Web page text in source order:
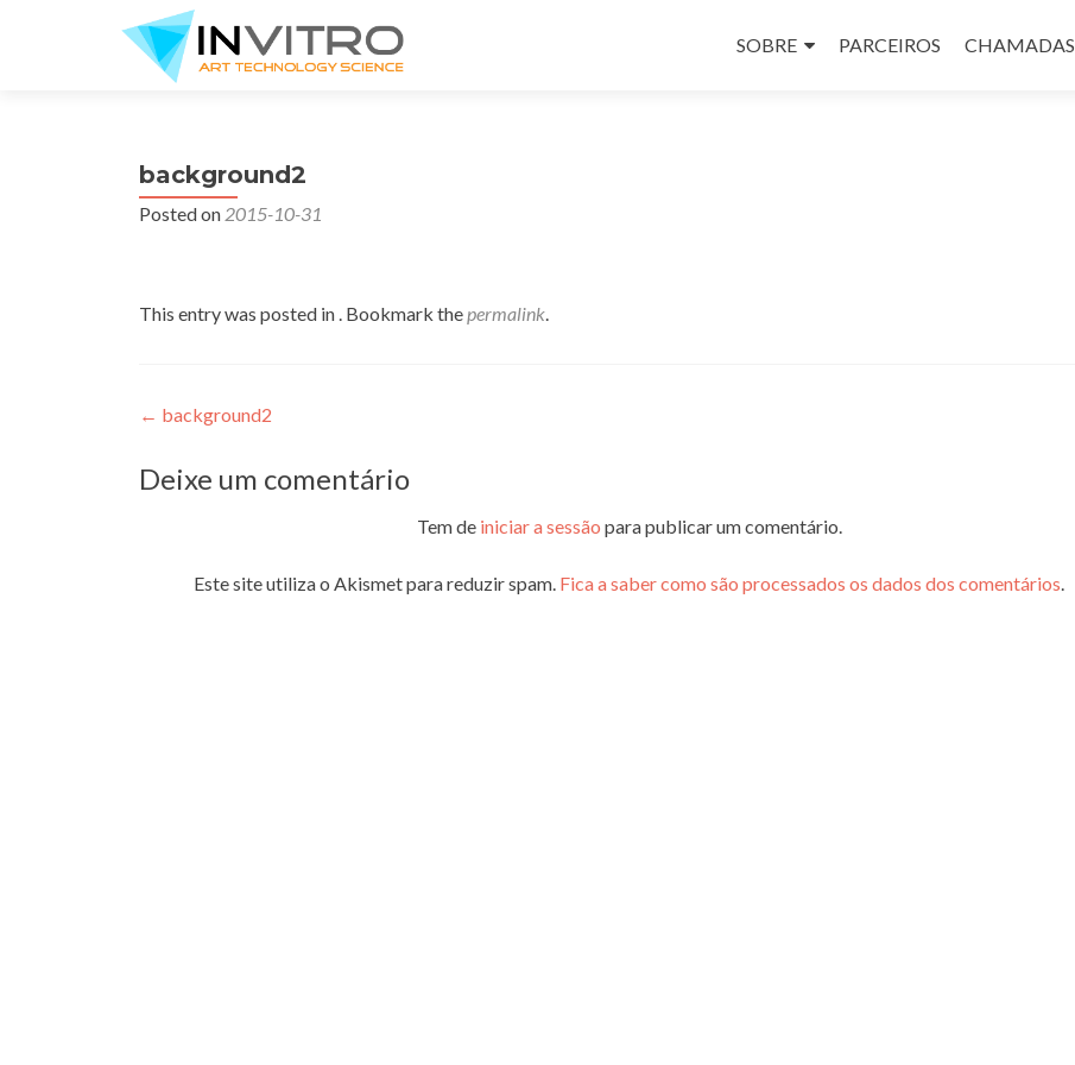
to
SOBRE PARCEIROS CHAMADAS
background2
Posted on 2015-10-31
This entry was posted in . Bookmark thepermalink.
Navegação
de
artigos
← background2
Deixe um comentário
Tem de iniciar a sessão para publicar um comentário.
Este site utiliza o Akismet para reduzir spam. Fica a saber como são processados os dados dos comentários.